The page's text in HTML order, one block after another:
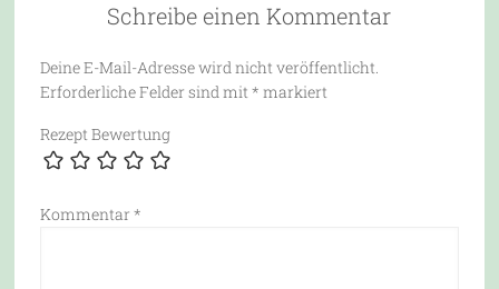
Schreibe einen Kommentar
Deine E-Mail-Adresse wird nicht veröffentlicht.
Erforderliche Felder sind mit* markiert
Rezept Bewertung
Kommentar *